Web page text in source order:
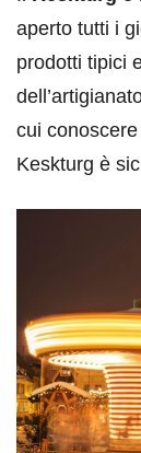
aperto tutti i
prodotti tipici
cui
Keskturg è